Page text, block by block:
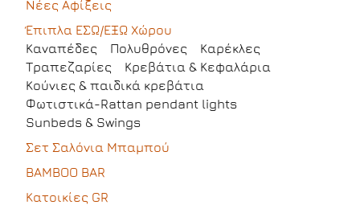
Νέες Αφίξεις
Έπιπλα ΕΣΩ/ΕΞΩ Χώρου
Kαναπέδες
Πολυθρόνες
Καρέκλες
Τραπεζαρίες
Kρεβάτια & Κεφαλάρια
Κούνιες & παιδικά κρεβάτια
Φωτιστικά-Rattan pendant lights
Sunbeds & Swings
Σετ Σαλόνια Μπαμπού
BAMBOO BAR
Κατοικίες GR